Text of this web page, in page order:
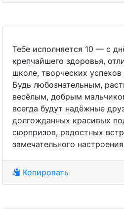
Тебе исполняется 10 — с
крепчайшего здоровья,
школе, творческих
Будь любознательным,
весёлым, добрым
всегда будут надёжные
долгожданных красивых
сюрпризов, радостных
замечательного
Копировать